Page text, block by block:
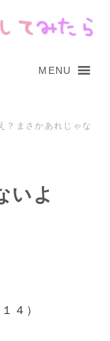
MENU
？まさかあれじゃな
いよ
４）